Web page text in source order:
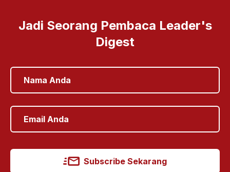
Jadi Seorang Pembaca Leader's
Digest
Subscribe Sekarang